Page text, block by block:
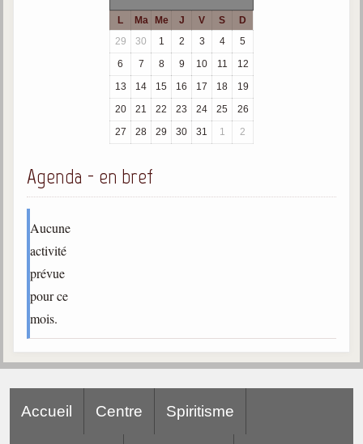
Bulletins "Le Spiritisme"
Journal trimestriel
Newsletters
Sujets du mois
Maximes
séance d'aide spirituelle
Powerpoints
Cours dispensés au Centre
L'Agora
Consultez les réponses
L Ma Me J V S
D
29
30 1 2 3 4
5
6
7 8 9 10 11
12
13
14 15 16 17 18
19
20
21 22 23 24 25
26
27
28 29 30 31 1 2
Agenda - en bref
Aucune
activité
prévue
pour ce
mois.
Accueil Centre Spiritisme